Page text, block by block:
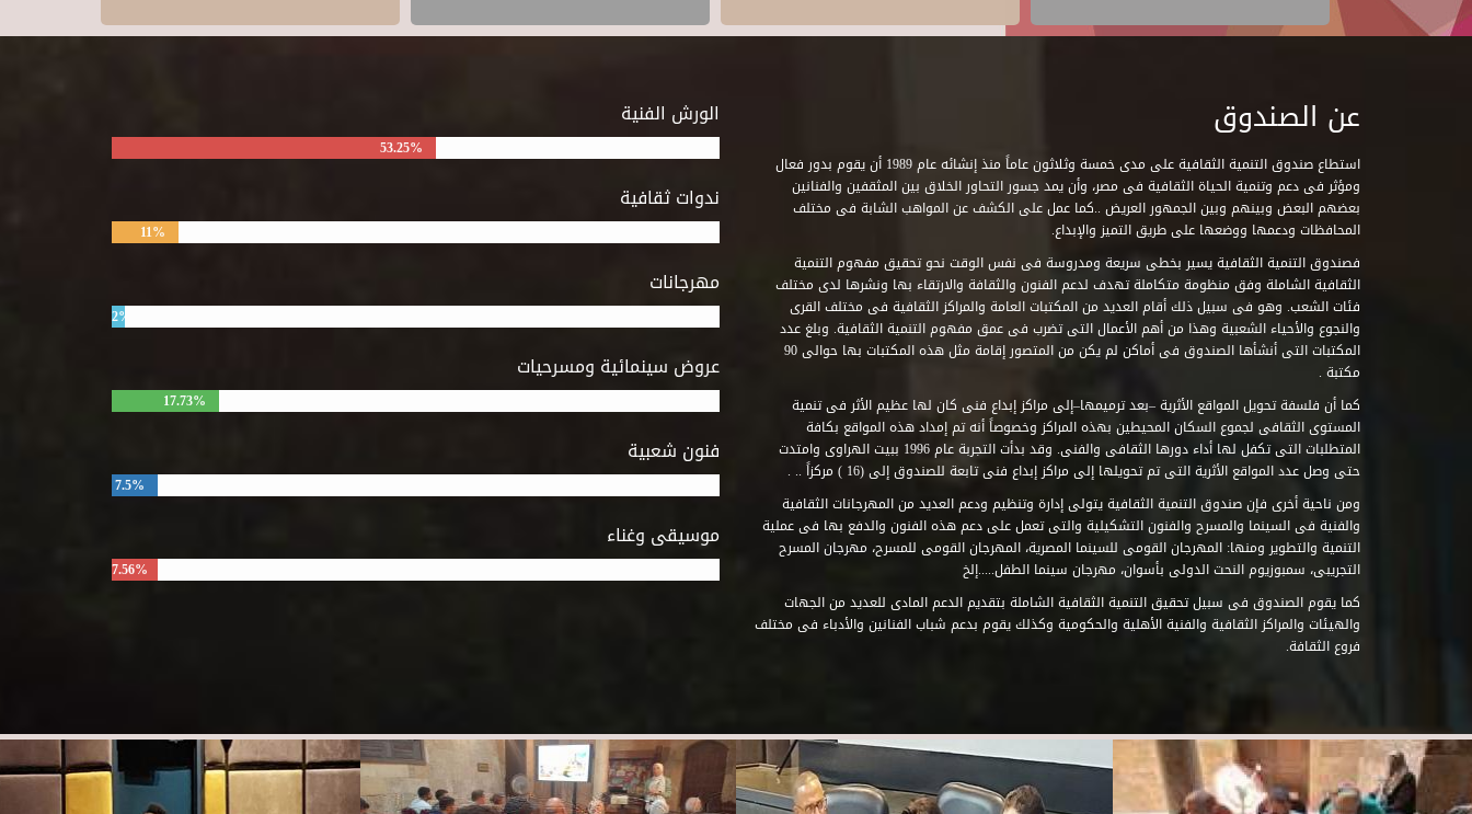
الورش الفنية
53.25%
ندوات ثقافية
11%
مهرجانات
2%
عروض سينمائية ومسرحيات
17.73%
فنون شعبية
7.5%
موسيقى وغناء
7.56%
عن الصندوق
استطاع صندوق التنمية الثقافية على مدى خمسة وثلاثون عاماً منذ إنشائه عام 1989 أن يقوم بدور فعال
ومؤثر فى دعم وتنمية الحياة الثقافية فى مصر، وأن يمد جسور التحاور الخلاق بين المثقفين والفنانين
بعضهم البعض وبينهم وبين الجمهور العريض ..كما عمل على الكشف عن المواهب الشابة فى مختلف
المحافظات ودعمها ووضعها على طريق التميز والإبداع.
فصندوق التنمية الثقافية يسير بخطى سريعة ومدروسة فى نفس الوقت نحو تحقيق مفهوم التنمية
الثقافية الشاملة وفق منظومة متكاملة تهدف لدعم الفنون والثقافة والارتقاء بها ونشرها لدى مختلف
فئات الشعب. وهو فى سبيل ذلك أقام العديد من المكتبات العامة والمراكز الثقافية فى مختلف القرى
والنجوع والأحياء الشعبية وهذا من أهم الأعمال التى تضرب فى عمق مفهوم التنمية الثقافية. وبلغ عدد
المكتبات التى أنشأها الصندوق فى أماكن لم يكن من المتصور إقامة مثل هذه المكتبات بها حوالى 90
مكتبة .
كما أن فلسفة تحويل المواقع الأثرية –بعد ترميمها–إلى مراكز إبداع فنى كان لها عظيم الأثر فى تنمية
المستوى الثقافى لجموع السكان المحيطين بهذه المراكز وخصوصاً أنه تم إمداد هذه المواقع بكافة
المتطلبات التى تكفل لها أداء دورها الثقافى والفنى. وقد بدأت التجربة عام 1996 ببيت الهراوى وامتدت
حتى وصل عدد المواقع الأثرية التى تم تحويلها إلى مراكز إبداع فنى تابعة للصندوق إلى (16 ) مركزاً .. .
ومن ناحية أخرى فإن صندوق التنمية الثقافية يتولى إدارة وتنظيم ودعم العديد من المهرجانات الثقافية
والفنية فى السينما والمسرح والفنون التشكيلية والتى تعمل على دعم هذه الفنون والدفع بها فى عملية
التنمية والتطوير ومنها: المهرجان القومى للسينما المصرية، المهرجان القومى للمسرح، مهرجان المسرح
التجريبى، سمبوزيوم النحت الدولى بأسوان، مهرجان سينما الطفل.....إلخ
كما يقوم الصندوق فى سبيل تحقيق التنمية الثقافية الشاملة بتقديم الدعم المادى للعديد من الجهات
والهيئات والمراكز الثقافية والفنية الأهلية والحكومية وكذلك يقوم بدعم شباب الفنانين والأدباء فى مختلف
فروع الثقافة.